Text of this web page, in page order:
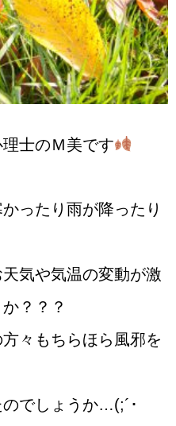
士のＭ美です
ったり雨が降ったり
気や気温の変動が激
？？？
々もちらほら風邪を
のでしょうか…(;´･